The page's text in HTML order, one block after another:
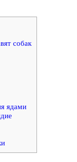
собак
ядами